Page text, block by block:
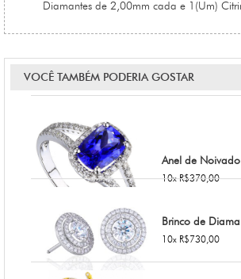
Diamantes de 2,00mm cada e 1(Um)
VOCÊ TAMBÉM PODERIA GOSTAR
Anel de
10x R$370,00
Brinco de
10x R$730,00